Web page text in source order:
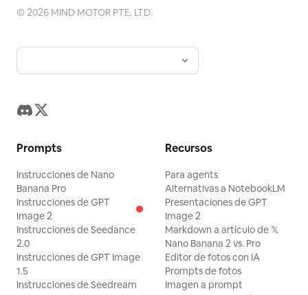
©2026 MIND MOTOR PTE. LTD.
Prompts
Instrucciones de Nano
Banana Pro
Instrucciones de GPT
Image 2
Instrucciones de Seedance
2.0
Instrucciones de GPT Image
1.5
Instrucciones de Seedream
Recursos
Para agents
Alternativas a NotebookLM
Presentaciones de GPT
Image 2
Markdown a artículo de 𝕏
Nano Banana 2 vs. Pro
Editor de fotos con IA
Prompts de fotos
Imagen a prompt